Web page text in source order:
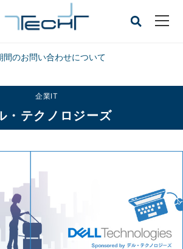
間のお問い合わせについて
企業IT
・テクノロジーズ